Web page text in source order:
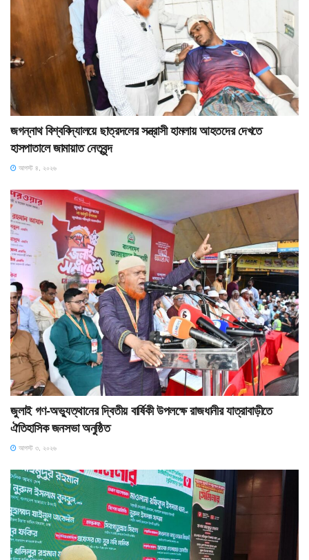
জগন্নাথ বিশ্ববিদ্যালয়ে ছাত্রদলের সন্ত্রাসী হামলায় আহতদের দেখতে
হাসপাতালে জামায়াত নেতৃবৃন্দ
আগস্ট ৪, ২০২৬
জুলাই গণ-অভ্যুত্থানের দ্বিতীয় বার্ষিকী উপলক্ষে রাজধানীর যাত্রাবাড়ীতে
ঐতিহাসিক জনসভা অনুষ্ঠিত
আগস্ট ৩, ২০২৬